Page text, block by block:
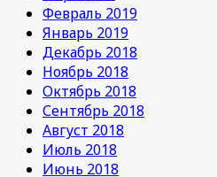
Февраль 2019
Январь 2019
Декабрь 2018
Ноябрь 2018
Октябрь 2018
Сентябрь 2018
Август 2018
Июль 2018
Июнь 2018